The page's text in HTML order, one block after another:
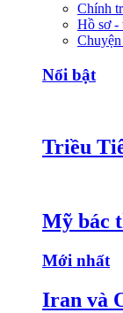
Chính
Hồ sơ -
Nổi bật
Triều
Mỹ bác
Mới nhất
Iran và